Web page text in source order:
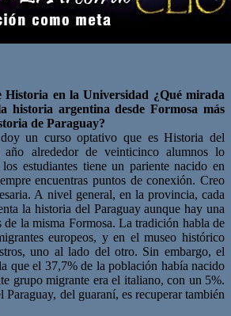
Historia en la Universidad ¿Qué mirada
historia argentina desde Formosa más
de Paraguay?
un curso optativo que es Historia del
alrededor de veinticinco alumnos lo
estudiantes tiene un pariente nacido en
encuentras puntos de conexión. Creo
A nivel general, en la provincia, cada
la historia del Paraguay aunque hay una
de la misma Formosa. La tradición habla de
europeos, y en el museo histórico
uno al lado del otro. Sin embargo, el
que el 37,7% de la población había nacido
grupo migrante era el italiano, con un 5%.
Paraguay, del guaraní, es recuperar también